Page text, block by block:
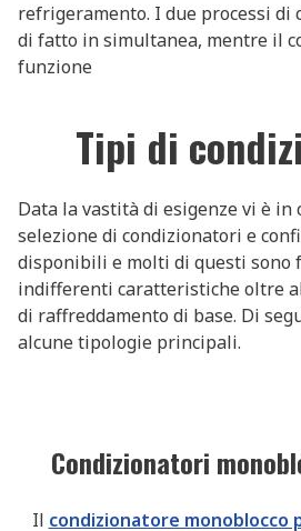
refrigeramento. I due processi di
di fatto in simultanea, mentre il
funzione
Tipi di
Data la vastità di esigenze vi è in
selezione di condizionatori e
disponibili e molti di questi sono
indifferenti caratteristiche oltre
di raffreddamento di base. Di
alcune tipologie principali.
Condizionatori
Il condizionatore monoblocco